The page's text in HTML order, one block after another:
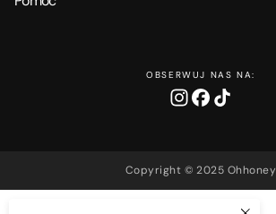
OBSERWUJ NAS NA:
Copyright © 2025 Ohhoney